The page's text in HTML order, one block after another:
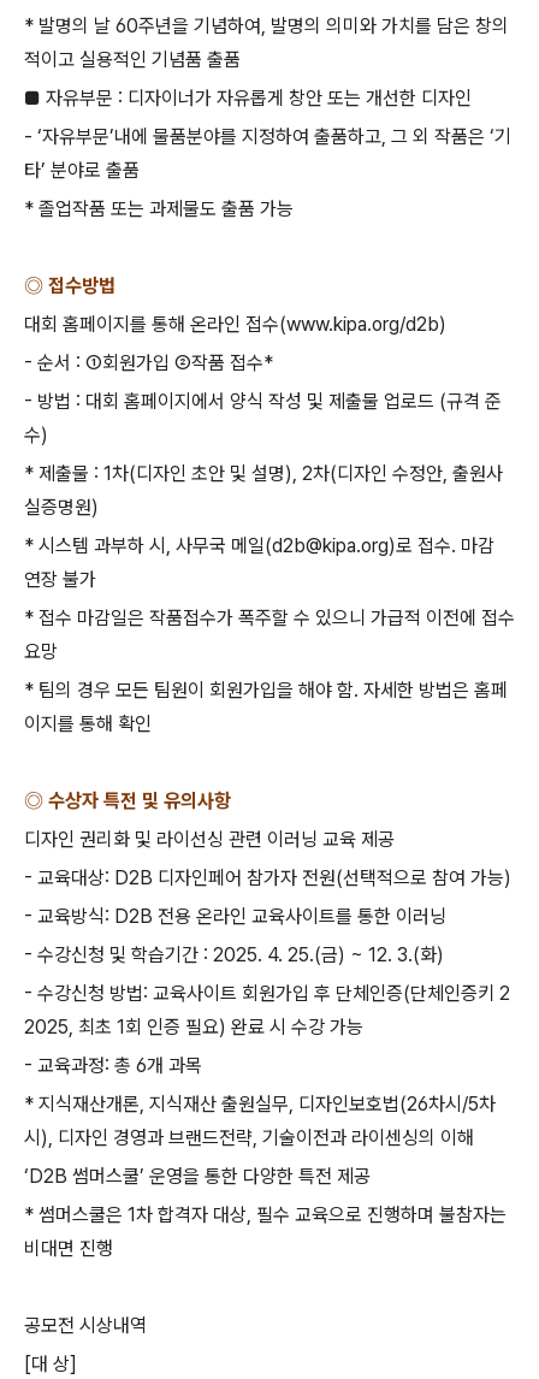
* 발명의 날 60주년을 기념하여, 발명의 의미와 가치를 담은 창의
적이고 실용적인 기념품 출품
■ 자유부문 : 디자이너가 자유롭게 창안 또는 개선한 디자인
- ‘자유부문’내에 물품분야를 지정하여 출품하고, 그 외 작품은 ‘기
타’ 분야로 출품
* 졸업작품 또는 과제물도 출품 가능
◎ 접수방법
대회 홈페이지를 통해 온라인 접수(www.kipa.org/d2b)
- 순서 : ①회원가입 ②작품 접수*
- 방법 : 대회 홈페이지에서 양식 작성 및 제출물 업로드 (규격 준
수)
* 제출물 : 1차(디자인 초안 및 설명), 2차(디자인 수정안, 출원사
실증명원)
* 시스템 과부하 시 , 사무국 메일(d2b@kipa.org)로 접수. 마감
연장 불가
* 접수 마감일은 작품접수가 폭주할 수 있으니 가급적 이전에 접수
요망
* 팀의 경우 모든 팀원이 회원가입을 해야 함. 자세한 방법은 홈페
이지를 통해 확인
◎ 수상자 특전 및 유의사항
디자인 권리화 및 라이선싱 관련 이러닝 교육 제공
- 교육대상: D2B 디자인페어 참가자 전원(선택적으로 참여 가능)
- 교육방식: D2B 전용 온라인 교육사이트를 통한 이러닝
- 수강신청 및 학습기간 : 2025. 4. 25.(금) ~ 12. 3.(화)
- 수강신청 방법: 교육사이트 회원가입 후 단체인증(단체인증키 2
2025, 최초 1회 인증 필요) 완료 시 수강 가능
- 교육과정: 총 6개 과목
* 지식재산개론, 지식재산 출원실무, 디자인보호법(26차시 /5차
시 ), 디자인 경영과 브랜드전략, 기술이전과 라이센싱의 이해
‘D2B 썸머스쿨’ 운영을 통한 다양한 특전 제공
* 썸머스쿨은 1차 합격자 대상, 필수 교육으로 진행하며 불참자는
비대면 진행
공모전 시상내역
[대 상]